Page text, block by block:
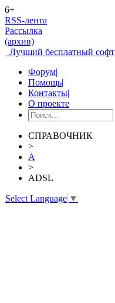
6+
RSS-лента
Рассылка
(архив)
Лучший бесплатный софт
Форум|
Помощь|
Контакты|
О проекте
СПРАВОЧНИК
>
A
>
ADSL
Select Language ▼